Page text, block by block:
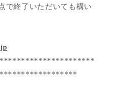
で終了いただいても構い